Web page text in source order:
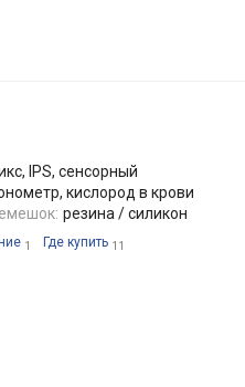
IPS, сенсорный
кислород в крови
резина / силикон
1 Где купить 11